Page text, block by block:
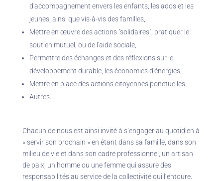
d'accompagnement envers les enfants, les ados et les
jeunes, ainsi que vis-à-vis des familles,
Mettre en œuvre des actions "solidaires", pratiquer le
soutien mutuel, ou de l'aide sociale,
Permettre des échanges et des réflexions sur le
développement durable, les économies d'énergies,..
Mettre en place des actions citoyennes ponctuelles,
Autres...
Chacun de nous est ainsi invité à s’engager au quotidien à
« servir son prochain » en étant dans sa famille, dans son
milieu de vie et dans son cadre professionnel, un artisan
de paix, un homme ou une femme qui assure des
responsabilités au service de la collectivité qui l’entoure.